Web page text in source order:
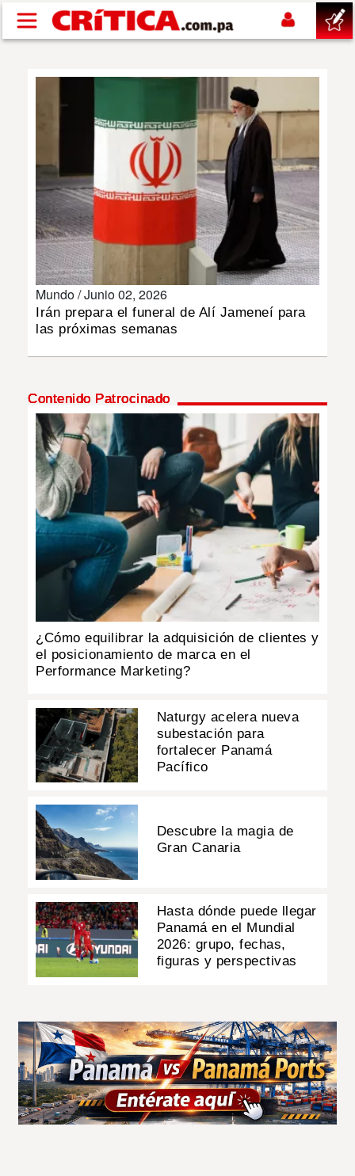
Pasar al contenido principal
POLÍTICA
SHOW
DEPORTES
MULTIMEDIA
IMPRESO
Mundo /Junio 02, 2026
Irán prepara el funeral de Alí Jameneí para
las próximas semanas
Contenido Patrocinado
¿Cómo equilibrar la adquisición de clientes y
el posicionamiento de marca en el
Performance Marketing?
Naturgy acelera nueva
subestación para
fortalecer Panamá
Pacífico
Descubre la magia de
Gran Canaria
Hasta dónde puede llegar
Panamá en el Mundial
2026: grupo, fechas,
figuras y perspectivas